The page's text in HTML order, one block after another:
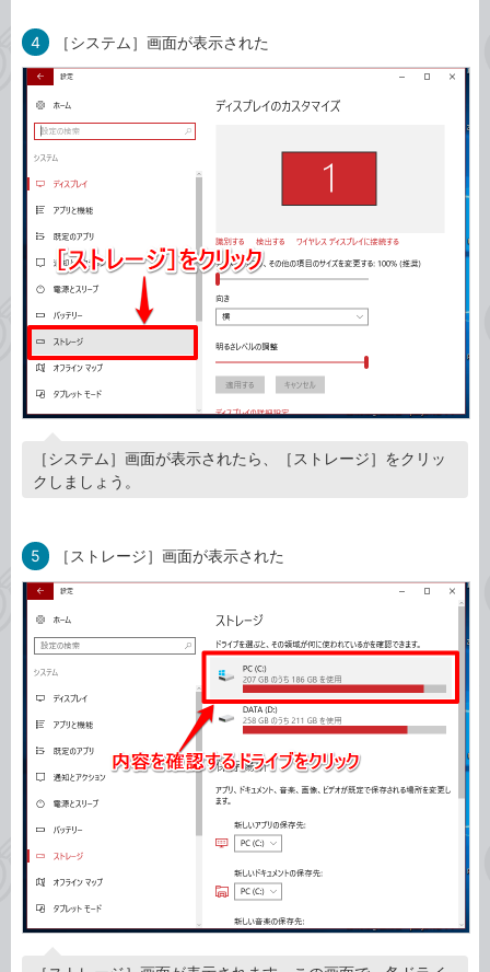
4 ［システム］画面が表示された
［システム］画面が表示されたら、［ストレージ］をクリッ
クしましょう。
5 ［ストレージ］画面が表示された